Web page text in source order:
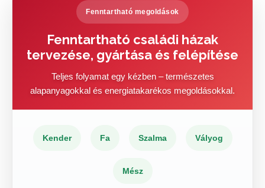
Fenntartható megoldások
Fenntartható családi házak
tervezése, gyártása és felépítése
Teljes folyamat egy kézben – természetes
alapanyagokkal és energiatakarékos megoldásokkal.
Kender Fa Szalma Vályog
Mész